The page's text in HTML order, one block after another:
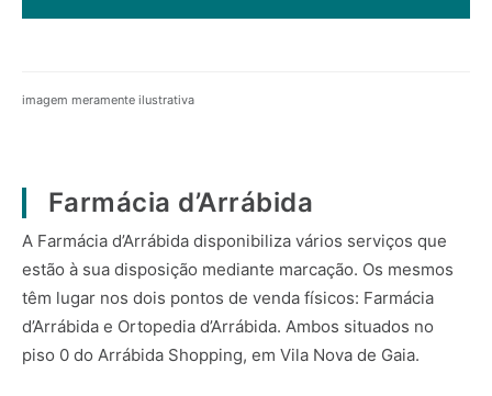
imagem meramente ilustrativa
Farmácia d’Arrábida
A Farmácia d’Arrábida disponibiliza vários serviços que
estão à sua disposição mediante marcação. Os mesmos
têm lugar nos dois pontos de venda físicos: Farmácia
d’Arrábida e Ortopedia d’Arrábida. Ambos situados no
piso 0 do Arrábida Shopping, em Vila Nova de Gaia.